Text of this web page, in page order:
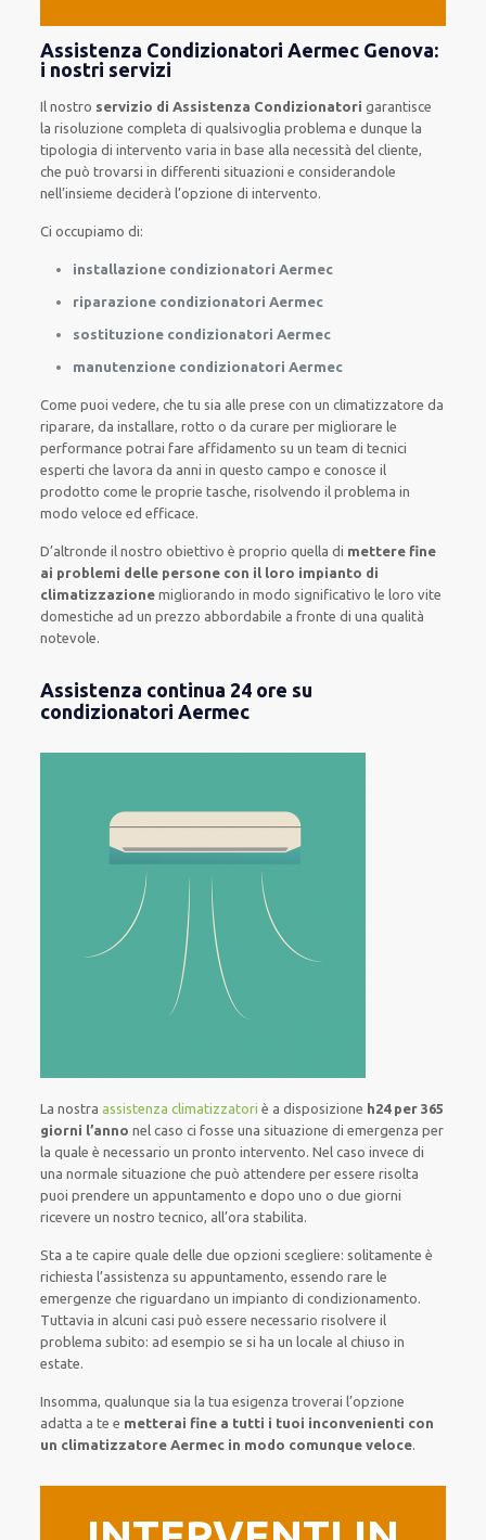
Assistenza Condizionatori Aermec Genova:
i nostri servizi
Il nostro servizio di Assistenza Condizionatori garantisce
la risoluzione completa di qualsivoglia problema e dunque la
tipologia di intervento varia in base alla necessità del cliente,
che può trovarsi in differenti situazioni e considerandole
nell’insieme deciderà l’opzione di intervento.
Ci occupiamo di:
installazione condizionatori Aermec
riparazione condizionatori Aermec
sostituzione condizionatori Aermec
manutenzione condizionatori Aermec
Come puoi vedere, che tu sia alle prese con un climatizzatore da
riparare, da installare, rotto o da curare per migliorare le
performance potrai fare affidamento su un team di tecnici
esperti che lavora da anni in questo campo e conosce il
prodotto come le proprie tasche, risolvendo il problema in
modo veloce ed efficace.
D’altronde il nostro obiettivo è proprio quella di mettere fine
ai problemi delle persone con il loro impianto di
climatizzazione migliorando in modo significativo le loro vite
domestiche ad un prezzo abbordabile a fronte di una qualità
notevole.
Assistenza continua 24 ore su
condizionatori Aermec
La nostra assistenza climatizzatori è a disposizione h24 per 365
giorni l’anno nel caso ci fosse una situazione di emergenza per
la quale è necessario un pronto intervento. Nel caso invece di
una normale situazione che può attendere per essere risolta
puoi prendere un appuntamento e dopo uno o due giorni
ricevere un nostro tecnico, all’ora stabilita.
Sta a te capire quale delle due opzioni scegliere: solitamente è
richiesta l’assistenza su appuntamento, essendo rare le
emergenze che riguardano un impianto di condizionamento.
Tuttavia in alcuni casi può essere necessario risolvere il
problema subito: ad esempio se si ha un locale al chiuso in
estate.
Insomma, qualunque sia la tua esigenza troverai l’opzione
adatta a te e metterai fine a tutti i tuoi inconvenienti con
un climatizzatore Aermec in modo comunque veloce.